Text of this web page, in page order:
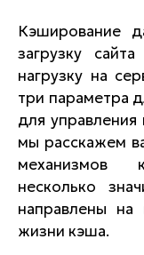
Кэширование
загрузку
нагрузку на
три параметра
для
мы расскажем
механизмов
несколько
направлены на
жизни кэша.